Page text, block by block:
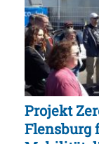
Projekt
Flensburg